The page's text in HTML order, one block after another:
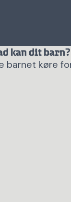
kan dit barn?
barnet køre